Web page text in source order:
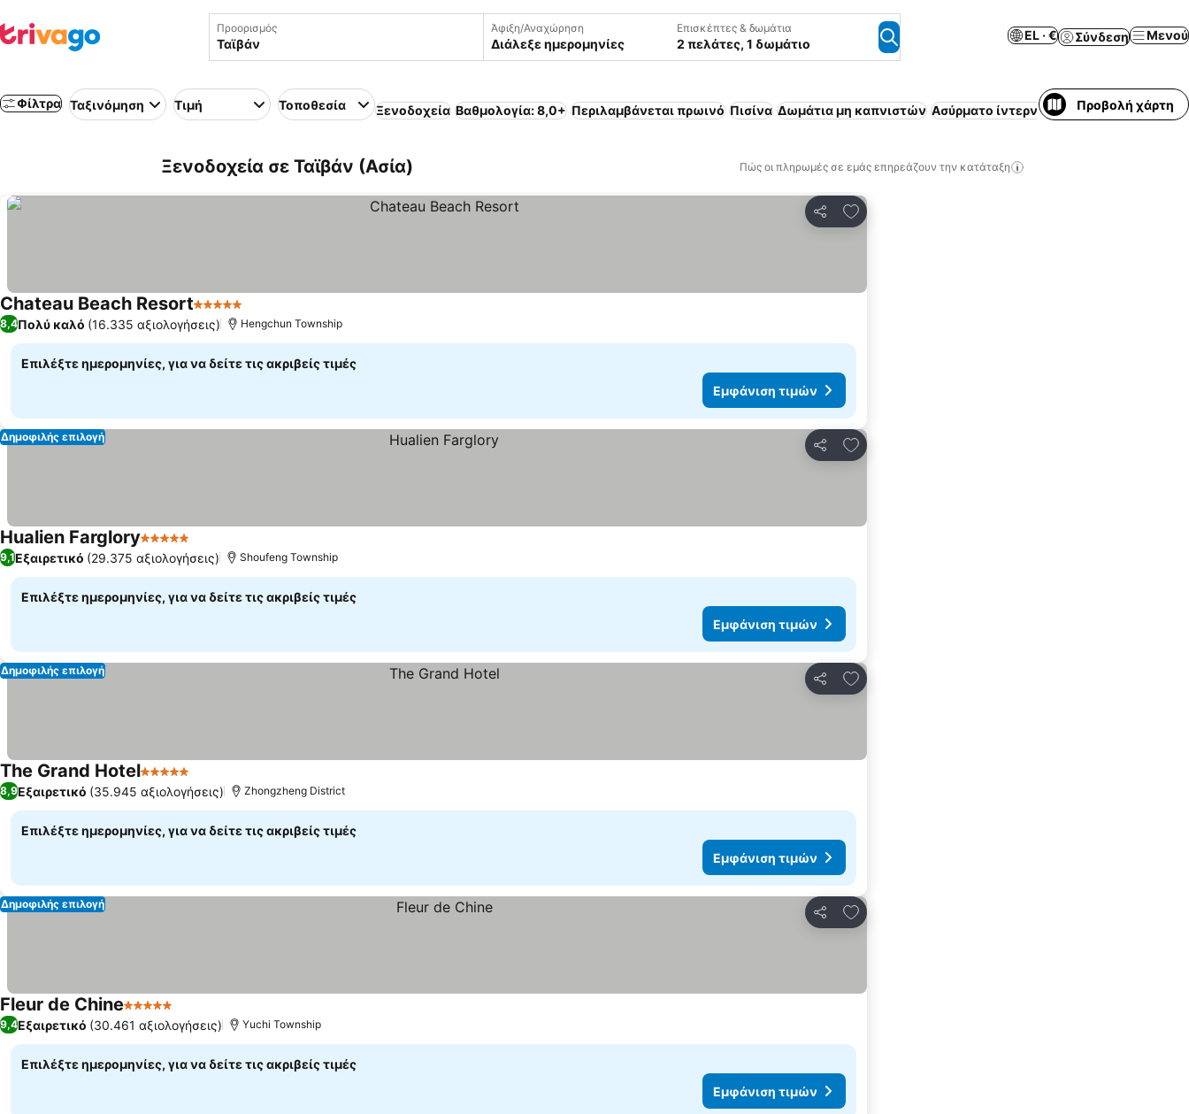
Προορισμός Άφιξη/Αναχώρηση
Διάλεξε ημερομηνίες
Επισκέπτες & δωμάτια
2 πελάτες, 1 δωμάτιο
EL · € Σύνδεση Μενού
Φίλτρα Ταξινόμηση Τιμή Τοποθεσία Ξενοδοχεία Βαθμολογία: 8,0+ Περιλαμβάνεται πρωινό Πισίνα Δωμάτια μη καπνιστών Ασύρματο ίντερνετ Θέρετρο
Προβολή χάρτη
Ξενοδοχεία σε Ταϊβάν (Ασία) Πώς οι πληρωμές σε εμάς επηρεάζουν την κατάταξη
Κοινοποίηση
Προσθήκη στα αγαπημένα
Chateau Beach Resort5 Αστέρια
8,4Πολύ καλό (16.335 αξιολογήσεις) Hengchun Township
Επιλέξτε ημερομηνίες, για να δείτε τις ακριβείς τιμές
Εμφάνιση τιμών
Κοινοποίηση
Προσθήκη στα αγαπημένα
Δημοφιλής επιλογή
Hualien Farglory5 Αστέρια
9,1Εξαιρετικό (29.375 αξιολογήσεις) Shoufeng Township
Επιλέξτε ημερομηνίες, για να δείτε τις ακριβείς τιμές
Εμφάνιση τιμών
Κοινοποίηση
Προσθήκη στα αγαπημένα
Δημοφιλής επιλογή
The Grand Hotel5 Αστέρια
8,9Εξαιρετικό (35.945 αξιολογήσεις) Zhongzheng District
Επιλέξτε ημερομηνίες, για να δείτε τις ακριβείς τιμές
Εμφάνιση τιμών
Κοινοποίηση
Προσθήκη στα αγαπημένα
Δημοφιλής επιλογή
Fleur de Chine5 Αστέρια
9,4Εξαιρετικό (30.461 αξιολογήσεις) Yuchi Township
Επιλέξτε ημερομηνίες, για να δείτε τις ακριβείς τιμές
Εμφάνιση τιμών